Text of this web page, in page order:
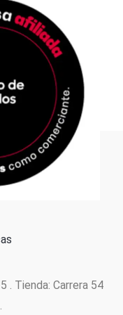
. Tienda: Carrera 54